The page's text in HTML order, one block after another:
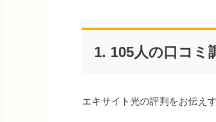
1. 105人の口コミ
エキサイト光の評判をお伝え